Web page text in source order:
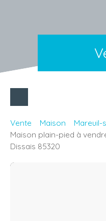
Vente Maison
Mareuil-
Maison plain-pied à
Dissais 85320